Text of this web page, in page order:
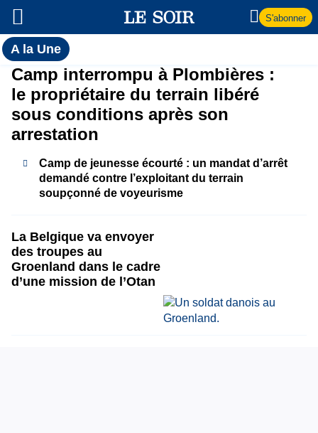
S'abonner
A la UneToutes
l'actualité
du Soir
A
la
Une
Camp interrompu à Plombières :
le propriétaire du terrain libéré
sous conditions après son
arrestation
Camp de jeunesse écourté : un mandat d’arrêt
demandé contre l’exploitant du terrain
soupçonné de voyeurisme
La Belgique va envoyer
des troupes au
Groenland dans le cadre
d’une mission de l’Otan